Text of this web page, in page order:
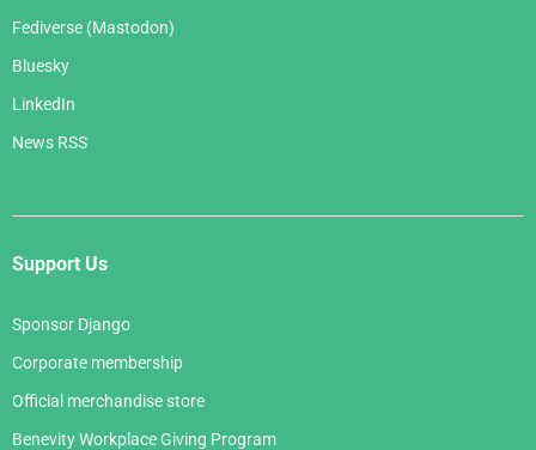
Fediverse (Mastodon)
Bluesky
LinkedIn
News RSS
Support Us
Sponsor Django
Corporate membership
Official merchandise store
Benevity Workplace Giving Program